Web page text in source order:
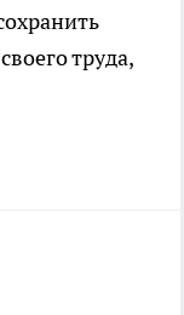
труда,